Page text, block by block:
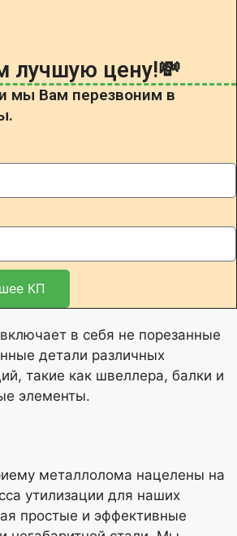
лучшую цену!💸
и мы Вам перезвоним в
КП
в себя не порезанные
детали различных
такие как швеллера, балки и
элементы.
металлолома нацелены на
утилизации для наших
простые и эффективные